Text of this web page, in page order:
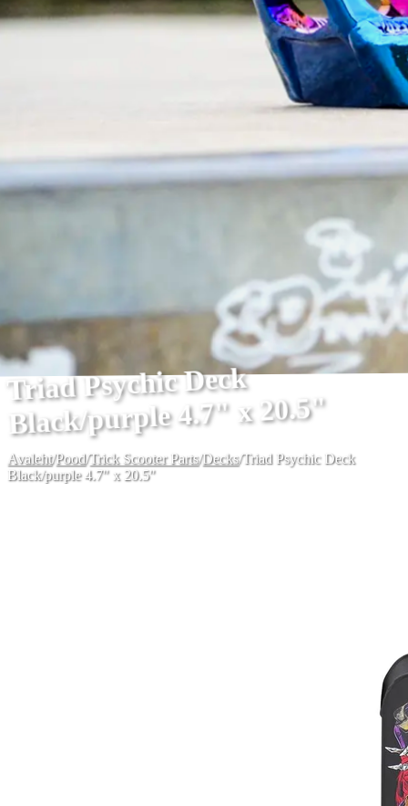
Triad Psychic Deck
Black/purple 4.7" x 20.5"
Avaleht/Pood/Trick Scooter Parts/Decks/Triad Psychic Deck
Black/purple 4.7" x 20.5"